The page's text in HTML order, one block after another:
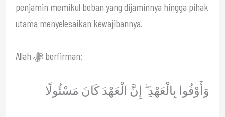
penjamin memikul beban yang dijaminnya hingga pihak
utama menyelesaikan kewajibannya.
Allah ﷻ berfirman:
وَأَوْفُوا بِالْعَهْدِ ۖ إِنَّ الْعَهْدَ كَانَ مَسْئُولًا